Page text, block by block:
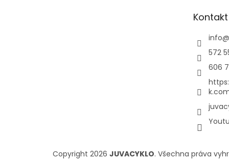
Kontakt
info@
572
606
Copyright 2026 JUVACYKLO. Všechna práva